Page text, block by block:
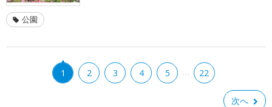
公園
1 2 3 4 5 … 22
次へ